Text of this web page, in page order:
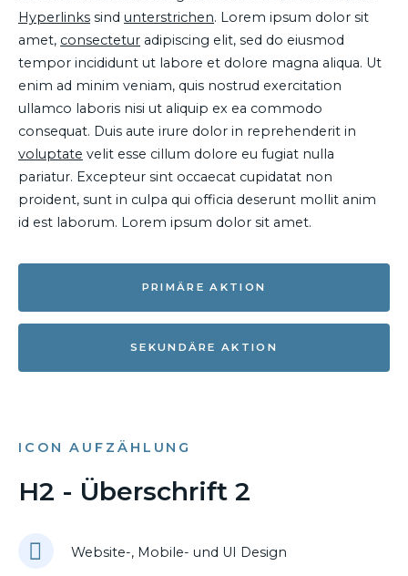
Hyperlinks sind unterstrichen. Lorem ipsum dolor sit
amet, consectetur adipiscing elit, sed do eiusmod
tempor incididunt ut labore et dolore magna aliqua. Ut
enim ad minim veniam, quis nostrud exercitation
ullamco laboris nisi ut aliquip ex ea commodo
consequat. Duis aute irure dolor in reprehenderit in
voluptate velit esse cillum dolore eu fugiat nulla
pariatur. Excepteur sint occaecat cupidatat non
proident, sunt in culpa qui officia deserunt mollit anim
id est laborum. Lorem ipsum dolor sit amet.
PRIMÄRE AKTION
SEKUNDÄRE AKTION
ICON AUFZÄHLUNG
H2 - Überschrift 2
Website-, Mobile- und UI Design